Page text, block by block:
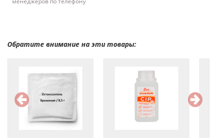
Обратите внимание на эти товары: